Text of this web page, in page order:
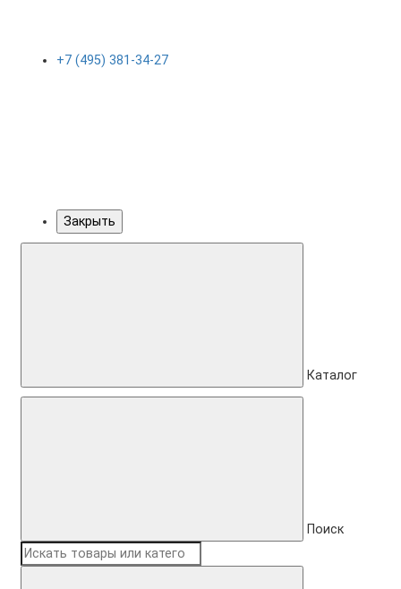
+7 (495) 381-34-27
Закрыть
Каталог
Поиск